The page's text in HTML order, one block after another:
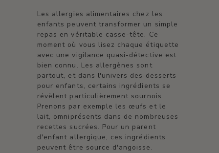
Les allergies alimentaires chez les
enfants peuvent transformer un simple
repas en véritable casse-tête. Ce
moment où vous lisez chaque étiquette
avec une vigilance quasi-détective est
bien connu. Les allergènes sont
partout, et dans l'univers des desserts
pour enfants, certains ingrédients se
révèlent particulièrement sournois.
Prenons par exemple les œufs et le
lait, omniprésents dans de nombreuses
recettes sucrées. Pour un parent
d'enfant allergique, ces ingrédients
peuvent être source d'angoisse.